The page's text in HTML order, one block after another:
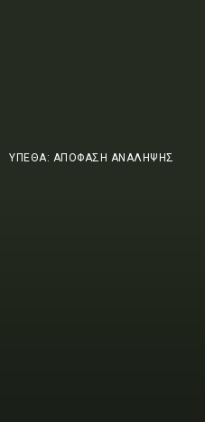
ΥΠΕΘΑ: ΑΠΟΦΑΣΗ ΑΝΑΛΗΨΗΣ